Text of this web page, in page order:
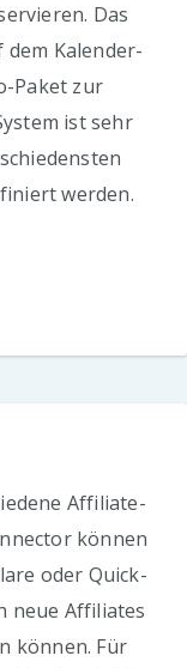
Das
Kalender-
Paket zur
ist sehr
werden.
Affiliate-
können
oder Quick-
neue Affiliates
können. Für